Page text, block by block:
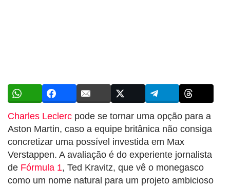
Charles Leclerc pode se tornar uma opção para a
Aston Martin, caso a equipe britânica não consiga
concretizar uma possível investida em Max
Verstappen. A avaliação é do experiente jornalista
de Fórmula 1, Ted Kravitz, que vê o monegasco
como um nome natural para um projeto ambicioso